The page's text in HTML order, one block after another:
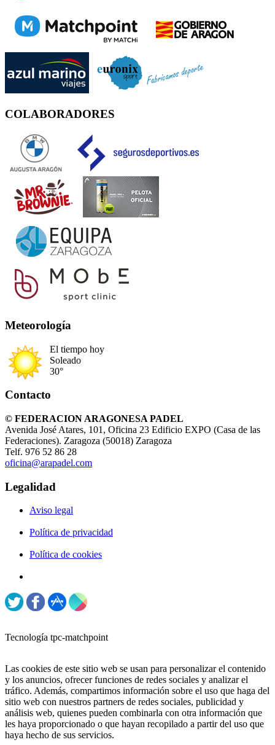
COLABORADORES
Meteorología
El tiempo hoy
Soleado
30°
Contacto
© FEDERACION ARAGONESA PADEL
Avenida José Atares, 101, Oficina 23 Edificio EXPO (Casa de las
Federaciones). Zaragoza (50018) Zaragoza
Telf. 976 52 86 28
oficina@arapadel.com
Legalidad
Aviso legal
Política de privacidad
Política de cookies
Tecnología tpc-matchpoint
Las cookies de este sitio web se usan para personalizar el contenido
y los anuncios, ofrecer funciones de redes sociales y analizar el
tráfico. Además, compartimos información sobre el uso que haga del
sitio web con nuestros partners de redes sociales, publicidad y
análisis web, quienes pueden combinarla con otra información que
les haya proporcionado o que hayan recopilado a partir del uso que
haya hecho de sus servicios.